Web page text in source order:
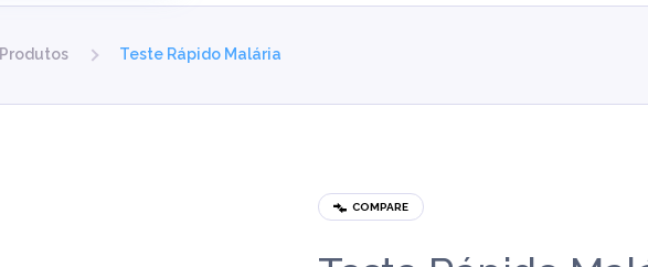
Produtos Teste Rápido Malária
COMPARE